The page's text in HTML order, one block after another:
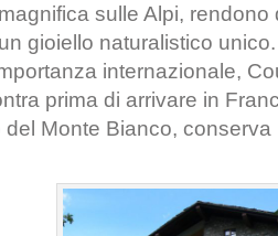
sulle Alpi, rendono
gioiello naturalistico
internazionale,
prima di arrivare in
Monte Bianco, conserva